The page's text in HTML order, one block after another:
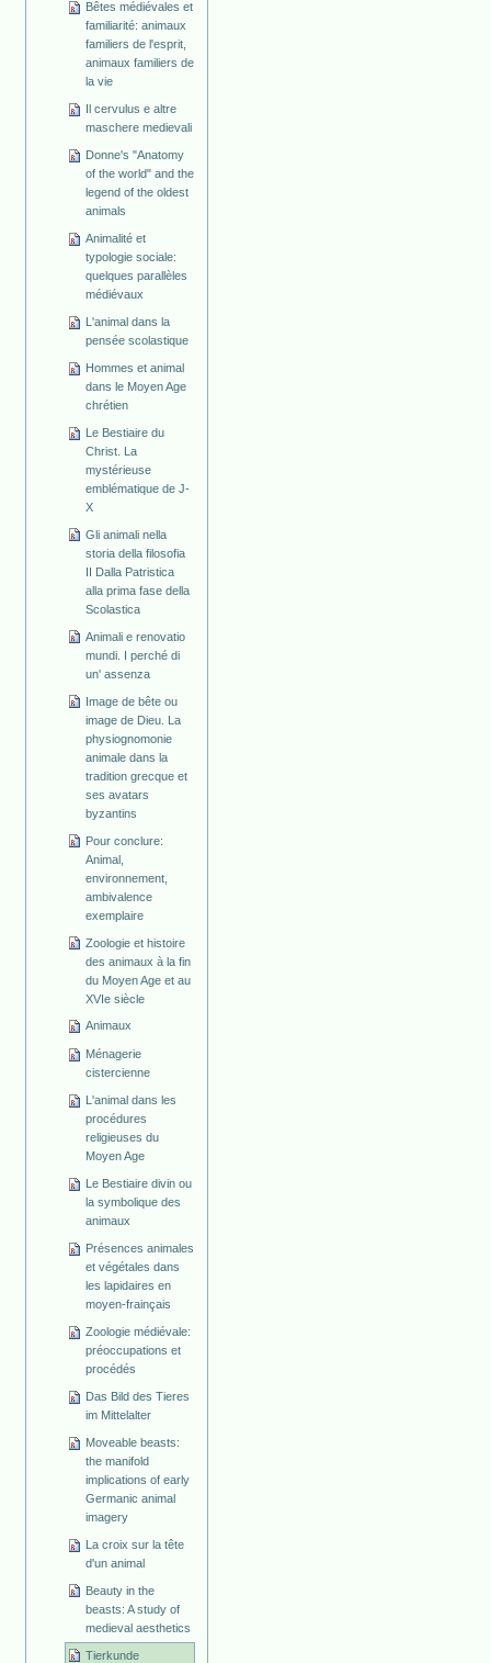
Bêtes médiévales et
familiarité: animaux
familiers de l'esprit,
animaux familiers de
la vie
Il cervulus e altre
maschere medievali
Donne's "Anatomy
of the world" and the
legend of the oldest
animals
Animalité et
typologie sociale:
quelques parallèles
médiévaux
L'animal dans la
pensée scolastique
Hommes et animal
dans le Moyen Age
chrétien
Le Bestiaire du
Christ. La
mystérieuse
emblématique de J-
X
Gli animali nella
storia della filosofia
II Dalla Patristica
alla prima fase della
Scolastica
Animali e renovatio
mundi. I perché di
un' assenza
Image de bête ou
image de Dieu. La
physiognomonie
animale dans la
tradition grecque et
ses avatars
byzantins
Pour conclure:
Animal,
environnement,
ambivalence
exemplaire
Zoologie et histoire
des animaux à la fin
du Moyen Age et au
XVIe siècle
Animaux
Ménagerie
cistercienne
L'animal dans les
procédures
religieuses du
Moyen Age
Le Bestiaire divin ou
la symbolique des
animaux
Présences animales
et végétales dans
les lapidaires en
moyen-frainçais
Zoologie médiévale:
préoccupations et
procédés
Das Bild des Tieres
im Mittelalter
Moveable beasts:
the manifold
implications of early
Germanic animal
imagery
La croix sur la tête
d'un animal
Beauty in the
beasts: A study of
medieval aesthetics
Tierkunde